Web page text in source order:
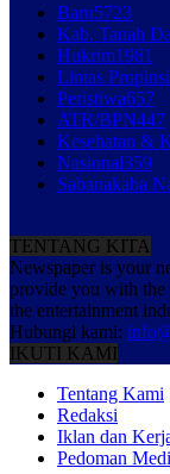
Baru5723
Kab. Tanah
Hukrim1981
Lintas Propinsi
Peristiwa657
ATR/BPN447
Kesehatan &
Nasional359
Sabanakaba
TENTANG KITA
Newspaper is your
provide you with the
the entertainment
Hubungi kami:
IKUTI KAMI
Tentang Kami
Redaksi
Iklan dan
Pedoman